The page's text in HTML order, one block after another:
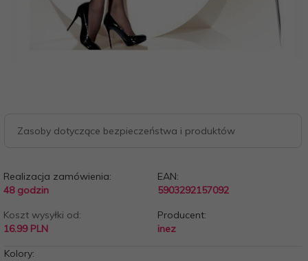
Zasoby dotyczące bezpieczeństwa i produktów
Realizacja zamówienia:
48 godzin
EAN:
5903292157092
Koszt wysyłki od:
16.99 PLN
Producent:
inez
Kolory: